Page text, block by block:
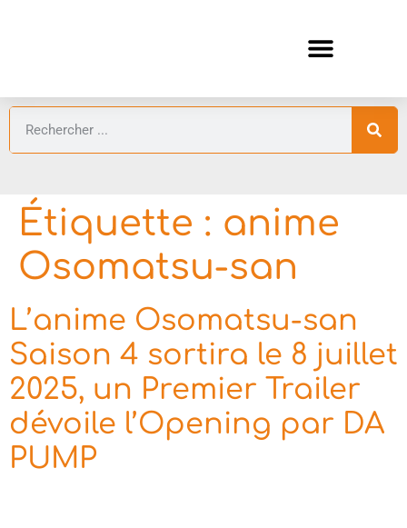
Étiquette : anime
Osomatsu-san
L’anime Osomatsu-san
Saison 4 sortira le 8 juillet
2025, un Premier Trailer
dévoile l’Opening par DA
PUMP